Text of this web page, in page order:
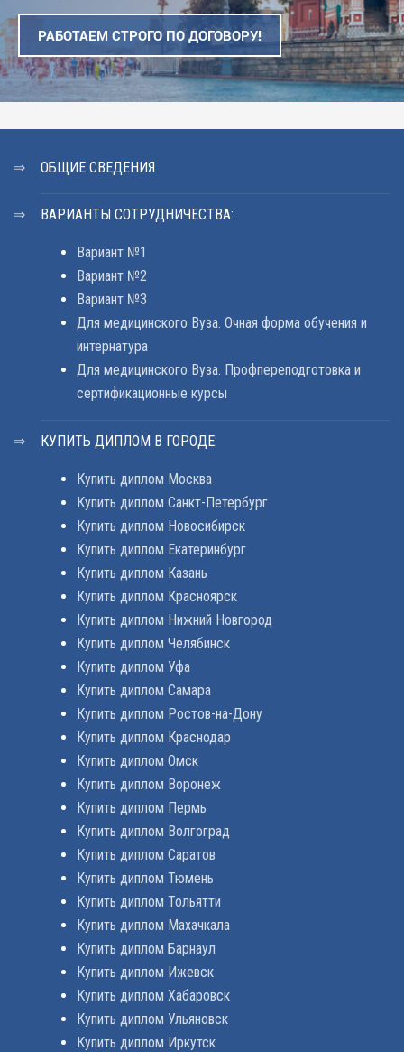
РАБОТАЕМ СТРОГО ПО ДОГОВОРУ!
ОБЩИЕ СВЕДЕНИЯ
ВАРИАНТЫ СОТРУДНИЧЕСТВА:
Вариант №1
Вариант №2
Вариант №3
Для медицинского Вуза. Очная форма обучения и
интернатура
Для медицинского Вуза. Профпереподготовка и
сертификационные курсы
КУПИТЬ ДИПЛОМ В ГОРОДЕ:
Купить диплом Москва
Купить диплом Санкт-Петербург
Купить диплом Новосибирск
Купить диплом Екатеринбург
Купить диплом Казань
Купить диплом Красноярск
Купить диплом Нижний Новгород
Купить диплом Челябинск
Купить диплом Уфа
Купить диплом Самара
Купить диплом Ростов-на-Дону
Купить диплом Краснодар
Купить диплом Омск
Купить диплом Воронеж
Купить диплом Пермь
Купить диплом Волгоград
Купить диплом Саратов
Купить диплом Тюмень
Купить диплом Тольятти
Купить диплом Махачкала
Купить диплом Барнаул
Купить диплом Ижевск
Купить диплом Хабаровск
Купить диплом Ульяновск
Купить диплом Иркутск